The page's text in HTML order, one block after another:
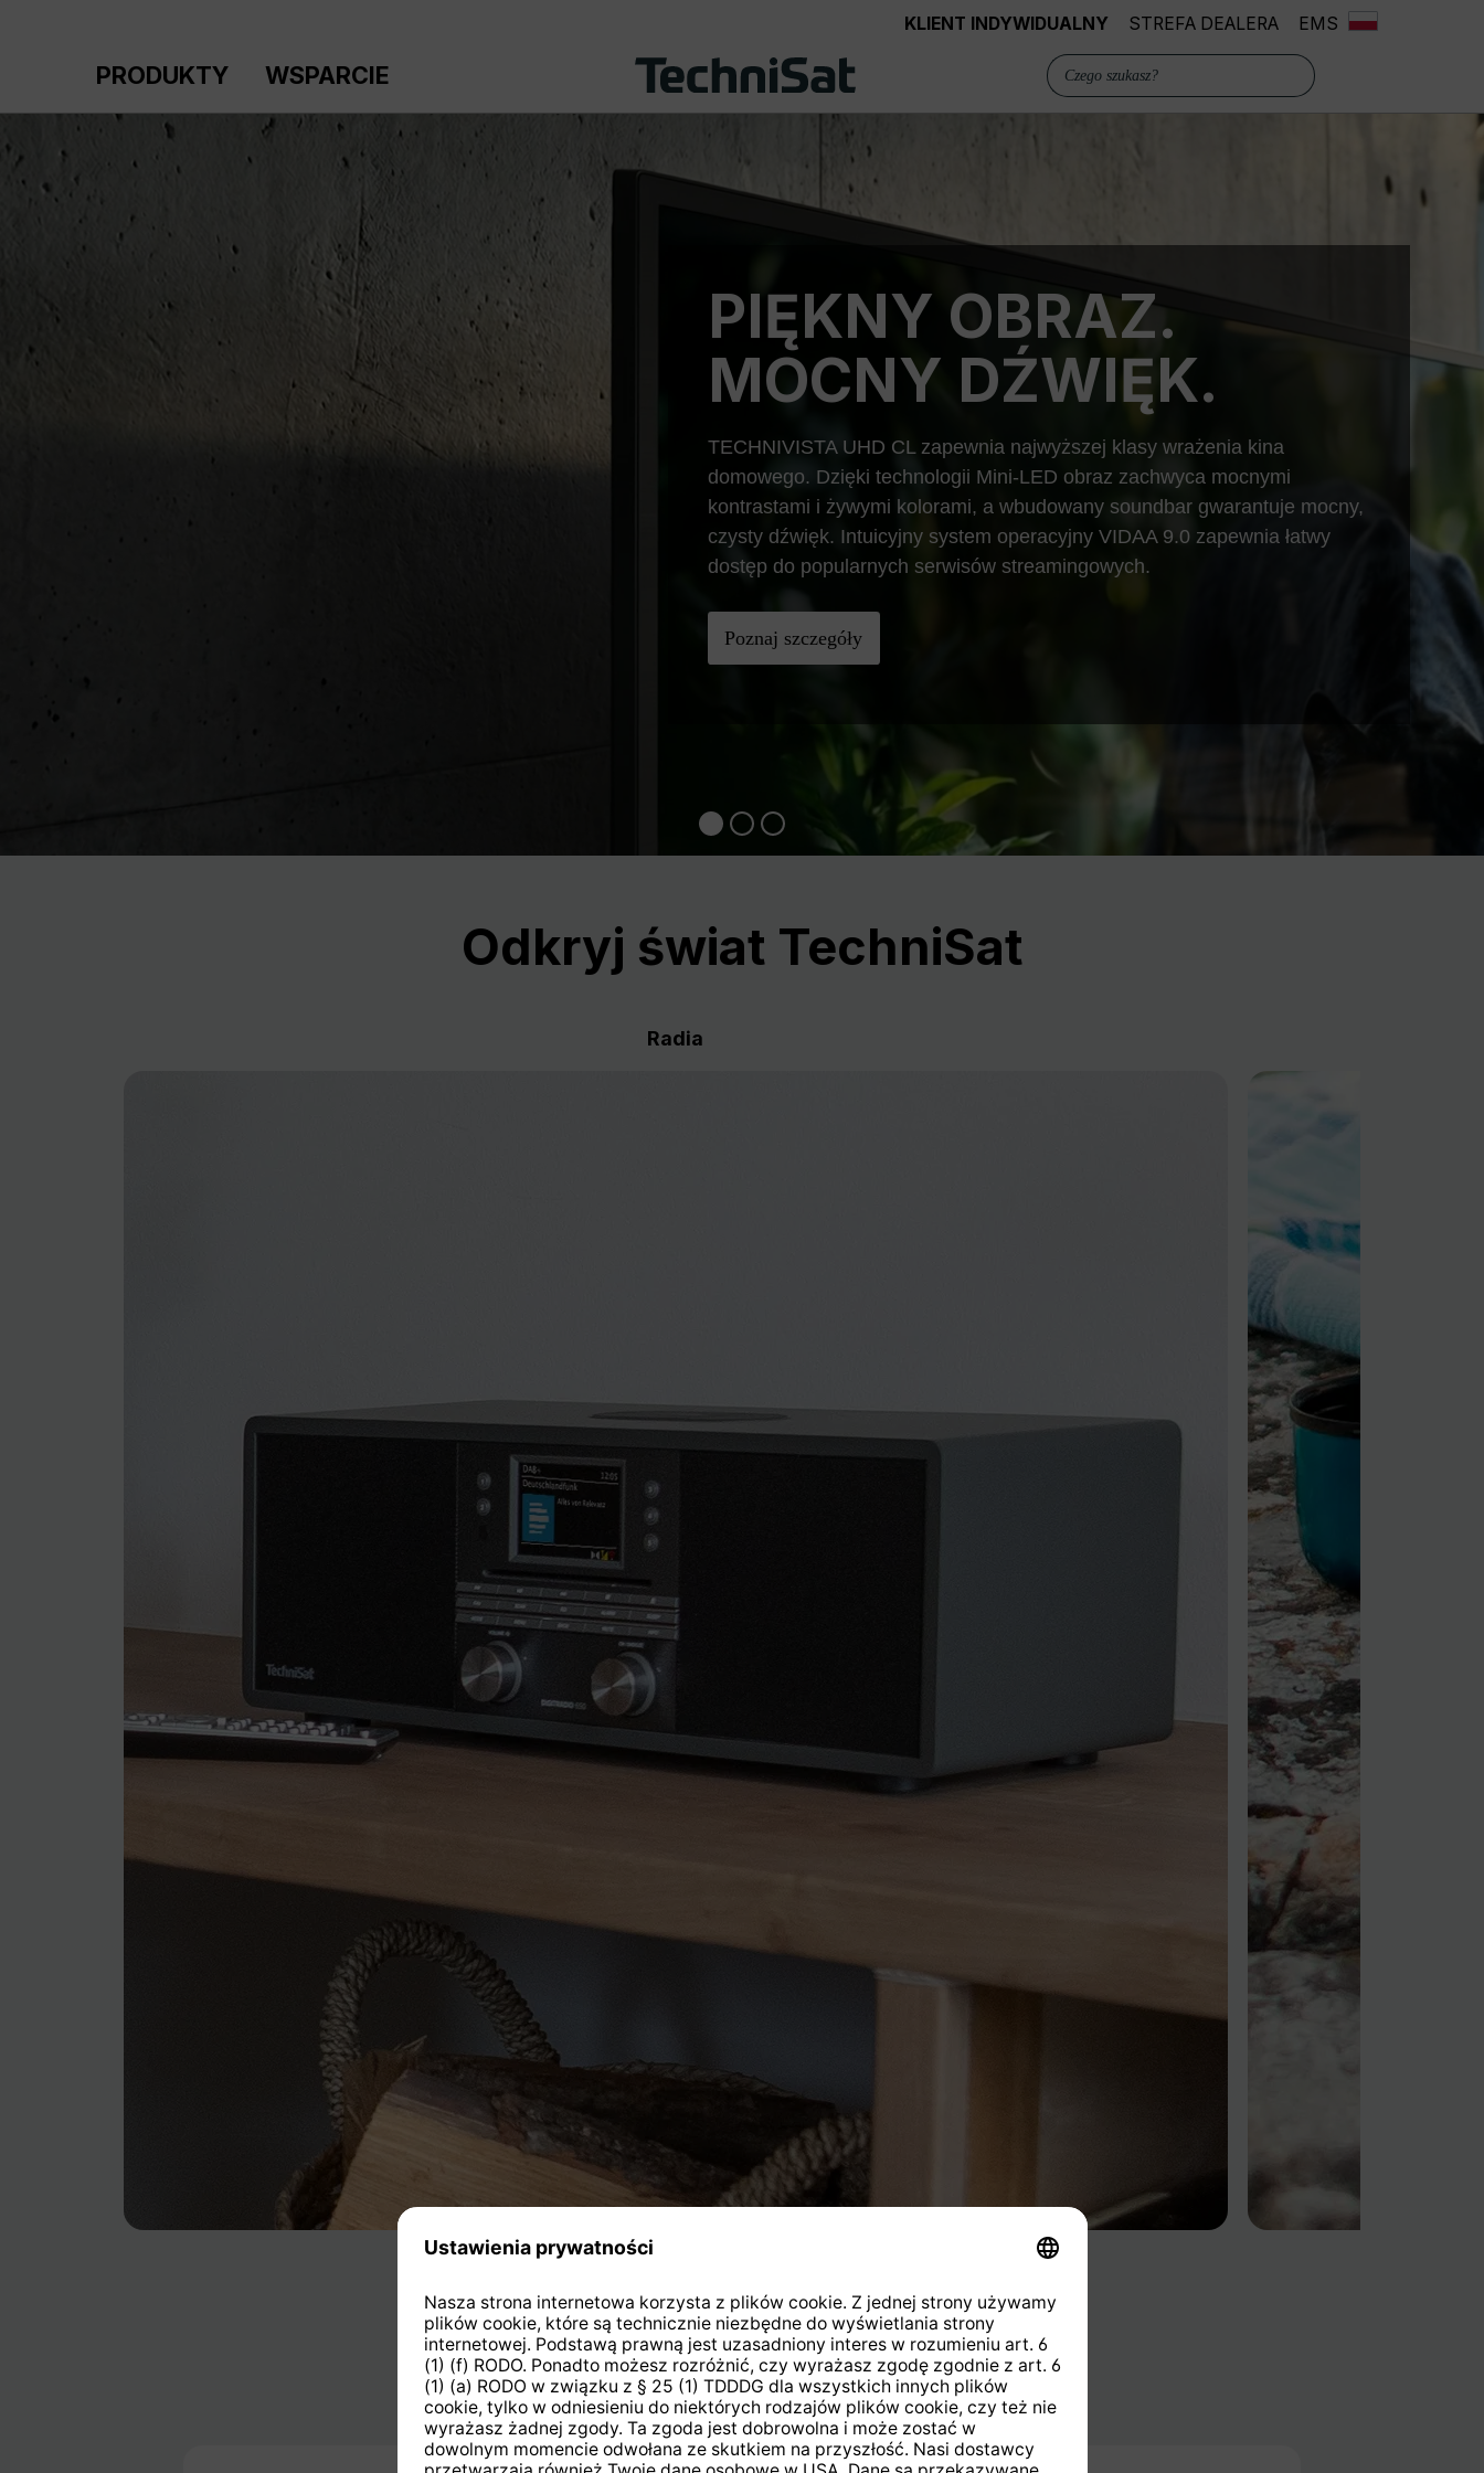
KLIENT INDYWIDUALNY STREFA DEALERA EMS
PRODUKTY WSPARCIE
PIĘKNY OBRAZ.
MOCNY DŹWIĘK.
TECHNIVISTA UHD CL zapewnia najwyższej klasy wrażenia kina
domowego. Dzięki technologii Mini-LED obraz zachwyca mocnymi
kontrastami i żywymi kolorami, a wbudowany soundbar gwarantuje mocny,
czysty dźwięk. Intuicyjny system operacyjny VIDAA 9.0 zapewnia łatwy
dostęp do popularnych serwisów streamingowych.
Poznaj szczegóły
Odkryj świat TechniSat
Radia
Polecane produkty